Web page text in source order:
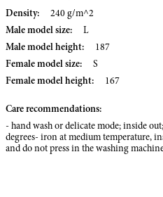
Density:
240 g/m^2
Male model size:
L
Male model height:
187
Female model size:
S
Female model height:
167
Care recommendations:
- hand wash or delicate mode; inside
degrees- iron at medium temperature,
and do not press in the washing